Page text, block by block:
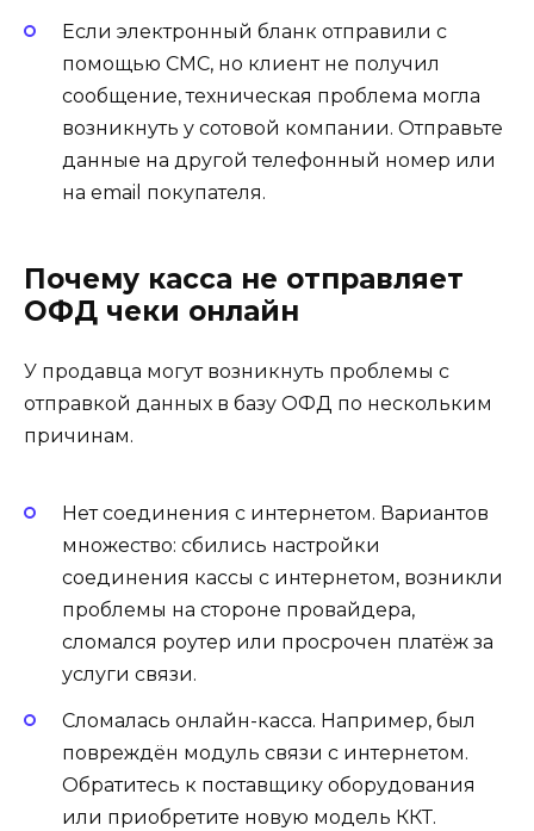
Если электронный бланк отправили с
помощью СМС, но клиент не получил
сообщение, техническая проблема могла
возникнуть у сотовой компании. Отправьте
данные на другой телефонный номер или
на email покупателя.
Почему касса не отправляет
ОФД чеки онлайн
У продавца могут возникнуть проблемы с
отправкой данных в базу ОФД по нескольким
причинам.
Нет соединения с интернетом. Вариантов
множество: сбились настройки
соединения кассы с интернетом, возникли
проблемы на стороне провайдера,
сломался роутер или просрочен платёж за
услуги связи.
Сломалась онлайн-касса. Например, был
повреждён модуль связи с интернетом.
Обратитесь к поставщику оборудования
или приобретите новую модель ККТ.